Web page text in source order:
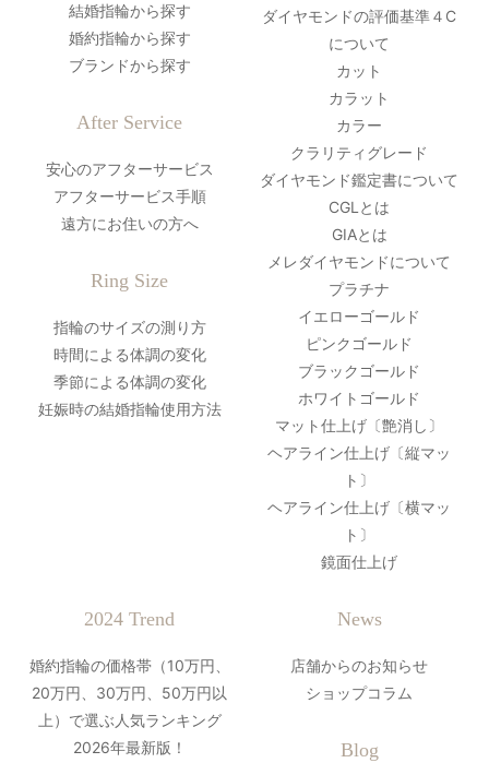
結婚指輪から探す
婚約指輪から探す
ブランドから探す
After Service
安心のアフターサービス
アフターサービス手順
遠方にお住いの方へ
Ring Size
指輪のサイズの測り方
時間による体調の変化
季節による体調の変化
妊娠時の結婚指輪使用方法
ダイヤモンドの評価基準４C
について
カット
カラット
カラー
クラリティグレード
ダイヤモンド鑑定書について
CGLとは
GIAとは
メレダイヤモンドについて
プラチナ
イエローゴールド
ピンクゴールド
ブラックゴールド
ホワイトゴールド
マット仕上げ〔艶消し〕
ヘアライン仕上げ〔縦マッ
ト〕
ヘアライン仕上げ〔横マッ
ト〕
鏡面仕上げ
2024 Trend
婚約指輪の価格帯（10万円、
20万円、30万円、50万円以
上）で選ぶ人気ランキング
2026年最新版！
News
店舗からのお知らせ
ショップコラム
Blog